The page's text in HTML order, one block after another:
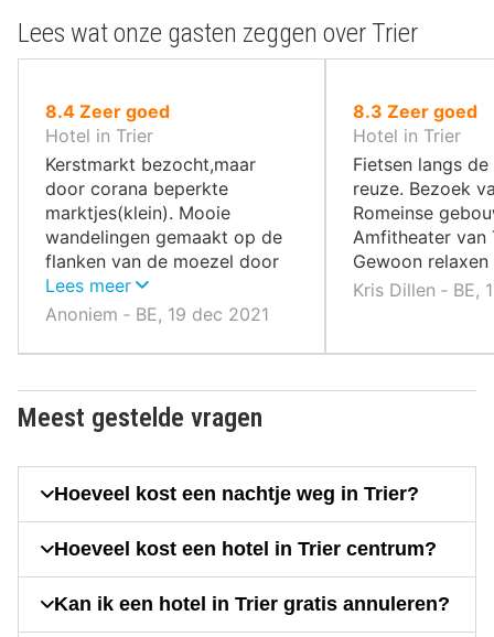
Lees wat onze gasten zeggen over Trier
8.4uit
10
,
Zeer goed
Hotel in Trier
Kerstmarkt bezocht,maar
door corana beperkte
marktjes(klein). Mooie
wandelingen gemaakt op de
flanken van de moezel door
de vele wijngaarden met
prachtige vergezichten.
romeinse overblijfselen. Vele
is een hele mooie stad met
prachtige oude en heel oude
Lees meer
Anoniem ‐ BE, 19 dec 2021
8.3 uit
10
,
Zeer goed
Hotel in Trier
Fietsen langs
reuze. Bezoek
Romeinse
Amfitheater van
Gewoon relaxen
Kris Dillen ‐ BE,
Meest gestelde vragen
Hoeveel kost een nachtje weg in Trier?
Hoeveel kost een hotel in Trier centrum?
Kan ik een hotel in Trier gratis annuleren?